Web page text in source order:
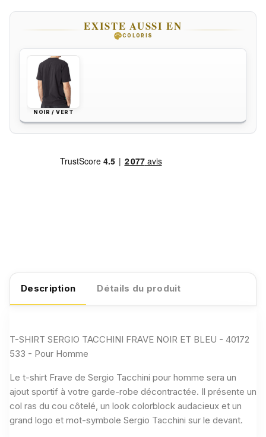
EXISTE AUSSI EN
paletteCOLORIS
NOIR / VERT
Description Détails du produit
T-SHIRT SERGIO TACCHINI FRAVE NOIR ET BLEU - 40172
533 - Pour Homme
Le t-shirt Frave de Sergio Tacchini pour homme sera un
ajout sportif à votre garde-robe décontractée. Il présente un
col ras du cou côtelé, un look colorblock audacieux et un
grand logo et mot-symbole Sergio Tacchini sur le devant.